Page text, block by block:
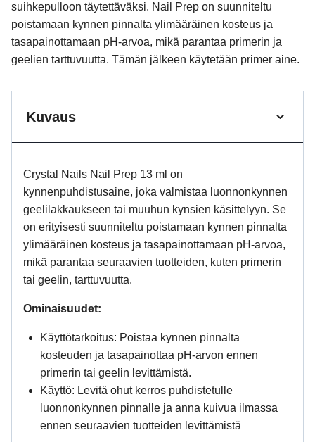
suihkepulloon täytettäväksi. Nail Prep on suunniteltu
poistamaan kynnen pinnalta ylimääräinen kosteus ja
tasapainottamaan pH-arvoa, mikä parantaa primerin ja
geelien tarttuvuutta. Tämän jälkeen käytetään primer aine.
Kuvaus
Crystal Nails Nail Prep 13 ml on
kynnenpuhdistusaine, joka valmistaa luonnonkynnen
geelilakkaukseen tai muuhun kynsien käsittelyyn. Se
on erityisesti suunniteltu poistamaan kynnen pinnalta
ylimääräinen kosteus ja tasapainottamaan pH-arvoa,
mikä parantaa seuraavien tuotteiden, kuten primerin
tai geelin, tarttuvuutta.
Ominaisuudet:
Käyttötarkoitus: Poistaa kynnen pinnalta
kosteuden ja tasapainottaa pH-arvon ennen
primerin tai geelin levittämistä.
Käyttö: Levitä ohut kerros puhdistetulle
luonnonkynnen pinnalle ja anna kuivua ilmassa
ennen seuraavien tuotteiden levittämistä